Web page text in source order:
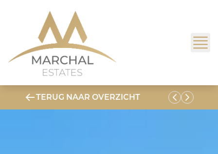
TERUG NAAR OVERZICHT